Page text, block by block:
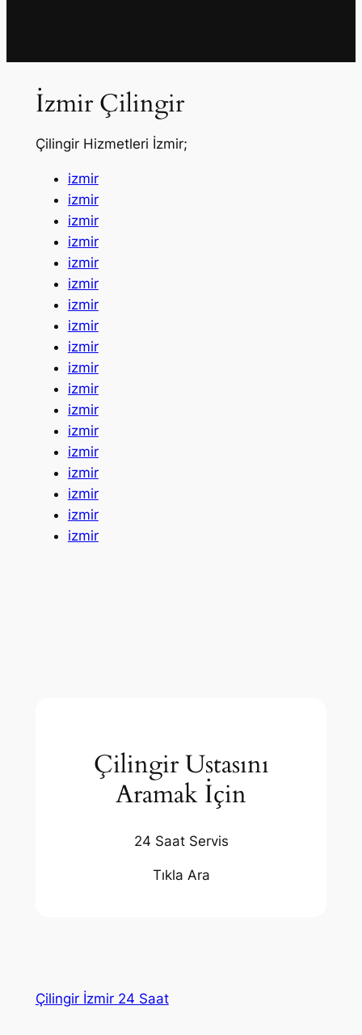
İzmir Çilingir
Çilingir Hizmetleri İzmir;
izmir
izmir
izmir
izmir
izmir
izmir
izmir
izmir
izmir
izmir
izmir
izmir
izmir
izmir
izmir
izmir
izmir
izmir
Çilingir Ustasını
Aramak İçin
24 Saat Servis
Tıkla Ara
Çilingir İzmir 24 Saat